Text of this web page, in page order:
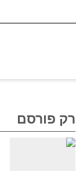
רק פורסם